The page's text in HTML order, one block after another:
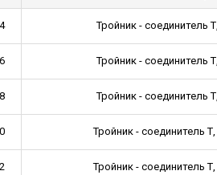
Тройник - соединитель
Тройник - соединитель
Тройник - соединитель
Тройник - соединитель
Тройник - соединитель